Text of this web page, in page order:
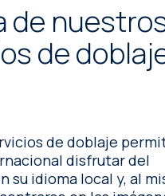
de
de
de doblaje
disfrutar del
su idioma local y, al